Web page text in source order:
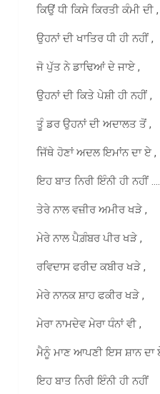
ਕਿਉਂ ਧੀ ਕਿਸੇ ਕਿਰਤੀ ਕੰਮੀ ਦੀ ,
ਉਹਨਾਂ ਦੀ ਖਾਤਿਰ ਧੀ ਹੀ ਨਹੀਂ ,
ਜੋ ਪੁੱਤ ਨੇ ਡਾਢਿਆਂ ਦੇ ਜਾਏ ,
ਉਹਨਾਂ ਦੀ ਕਿਤੇ ਪੇਸ਼ੀ ਹੀ ਨਹੀਂ ,
ਤੂੰ ਡਰ ਉਹਨਾਂ ਦੀ ਅਦਾਲਤ ਤੋਂ ,
ਜਿੱਥੇ ਹੋਣਾਂ ਅਦਲ ਇਮਾਂਨ ਦਾ ਏ ,
ਇਹ ਬਾਤ ਨਿਰੀ ਇੰਨੀ ਹੀ ਨਹੀਂ ….
ਤੇਰੇ ਨਾਲ ਵਜ਼ੀਰ ਅਮੀਰ ਖੜੇ ,
ਮੇਰੇ ਨਾਲ ਪੈਗ਼ੰਬਰ ਪੀਰ ਖੜੇ ,
ਰਵਿਦਾਸ ਫਰੀਦ ਕਬੀਰ ਖੜੇ ,
ਮੇਰੇ ਨਾਨਕ ਸ਼ਾਹ ਫਕੀਰ ਖੜੇ ,
ਮੇਰਾ ਨਾਮਦੇਵ ਮੇਰਾ ਧੰਨਾਂ ਵੀ ,
ਮੈਨੂੰ ਮਾਣ ਆਪਣੀ ਇਸ ਸ਼ਾਨ ਦਾ
ਇਹ ਬਾਤ ਨਿਰੀ ਇੰਨੀ ਹੀ ਨਹੀਂ